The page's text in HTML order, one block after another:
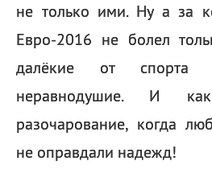
не только ими. Ну а за
Евро-2016 не болел
далёкие от спорта
неравнодушие. И
разочарование, когда
не оправдали надежд!